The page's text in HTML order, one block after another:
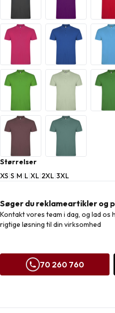
Størrelser
XS|S|M|L|XL|2XL|3XL
Søger du reklameartikler og
Kontakt vores team i dag, og lad os
rigtige løsning til din virksomhed
70 260 760